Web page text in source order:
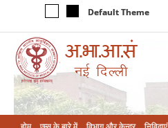
Default Theme